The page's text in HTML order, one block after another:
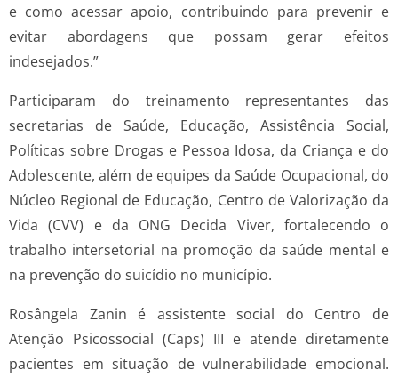
e como acessar apoio, contribuindo para prevenir e
evitar abordagens que possam gerar efeitos
indesejados.”
Participaram do treinamento representantes das
secretarias de Saúde, Educação, Assistência Social,
Políticas sobre Drogas e Pessoa Idosa, da Criança e do
Adolescente, além de equipes da Saúde Ocupacional, do
Núcleo Regional de Educação, Centro de Valorização da
Vida (CVV) e da ONG Decida Viver, fortalecendo o
trabalho intersetorial na promoção da saúde mental e
na prevenção do suicídio no município.
Rosângela Zanin é assistente social do Centro de
Atenção Psicossocial (Caps) III e atende diretamente
pacientes em situação de vulnerabilidade emocional.